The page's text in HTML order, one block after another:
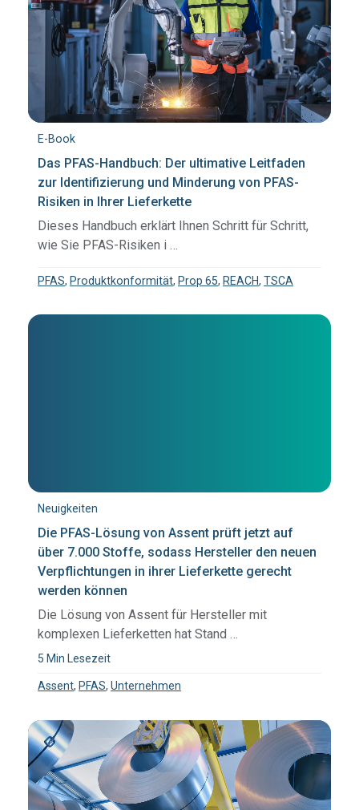
E-Book
Das PFAS-Handbuch: Der ultimative Leitfaden
zur Identifizierung und Minderung von PFAS-
Risiken in Ihrer Lieferkette
Dieses Handbuch erklärt Ihnen Schritt für Schritt,
wie Sie PFAS-Risiken i …
PFAS,Produktkonformität,Prop 65,REACH,TSCA
Neuigkeiten
Die PFAS-Lösung von Assent prüft jetzt auf
über 7.000 Stoffe, sodass Hersteller den neuen
Verpflichtungen in ihrer Lieferkette gerecht
werden können
Die Lösung von Assent für Hersteller mit
komplexen Lieferketten hat Stand …
5 Min Lesezeit
Assent, PFAS,Unternehmen